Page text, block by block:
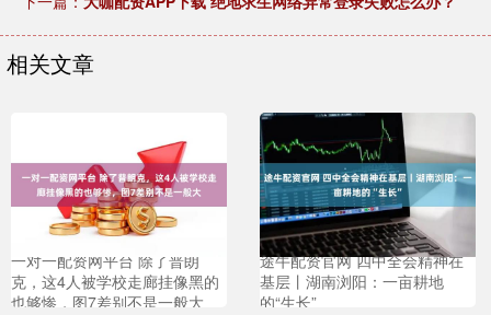
相关文章
一对一配资网平台 除了普朗
克，这4人被学校走廊挂像黑的
也够惨，图7差别不是一般大
途牛配资官网 四中全会精神在
基层丨湖南浏阳：一亩耕地
的“生长”